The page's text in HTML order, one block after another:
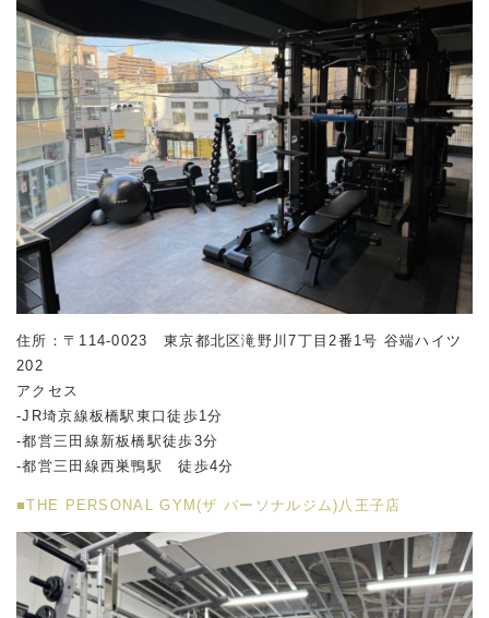
住所：〒114-0023 東京都北区滝野川7丁目2番1号 谷端ハイツ
202
アクセス
-JR埼京線板橋駅東口徒歩1分
-都営三田線新板橋駅徒歩3分
-都営三田線西巣鴨駅 徒歩4分
■THE PERSONAL GYM(ザ パーソナルジム)八王子店